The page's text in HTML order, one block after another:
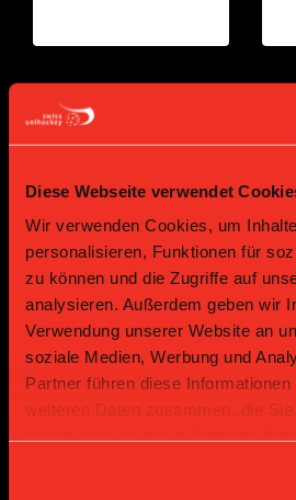
Diese Webseite verwendet
Wir verwenden Cookies, um
personalisieren, Funktionen für
zu können und die Zugriffe auf
analysieren. Außerdem geben wir
Verwendung unserer Website an
soziale Medien, Werbung und
Partner führen diese
weiteren Daten zusammen, die
Gold Partner
Bronze Partner